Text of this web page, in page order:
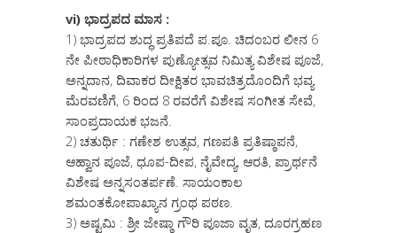
vi) ಭಾದ್ರಪದ ಮಾಸ :
1) ಭಾದ್ರಪದ ಶುದ್ಧ ಪ್ರತಿಪದೆ ಪ.ಪೂ. ಚಿದಂಬರ ಲೀನ 6
ನೇ ಪೀಠಾಧಿಕಾರಿಗಳ ಪುಣ್ಯೋತ್ಸವ ನಿಮಿತ್ಯ ವಿಶೇಷ ಪೂಜೆ,
ಅನ್ನದಾನ, ದಿವಾಕರ ದೀಕ್ಷಿತರ ಭಾವಚಿತ್ರದೊಂದಿಗೆ ಭವ್ಯ
ಮೆರವಣಿಗೆ, 6 ರಿಂದ 8 ರವರೆಗೆ ವಿಶೇಷ ಸಂಗೀತ ಸೇವೆ,
ಸಾಂಪ್ರದಾಯಕ ಭಜನೆ.
2) ಚತುರ್ಥಿ : ಗಣೇಶ ಉತ್ಸವ, ಗಣಪತಿ ಪ್ರತಿಷ್ಠಾಪನೆ,
ಆಹ್ವಾನ ಪೂಜೆ, ಧೂಪ-ದೀಪ, ನೈವೇದ್ಯ, ಆರತಿ, ಪ್ರಾರ್ಥನೆ
ವಿಶೇಷ ಅನ್ನಸಂತರ್ಪಣೆ. ಸಾಯಂಕಾಲ
ಶಮಂತಕೋಪಾಖ್ಯಾನ ಗ್ರಂಥ ಪಠಣ.
3) ಅಷ್ಟಮಿ : ಶ್ರೀ ಜೇಷ್ಠಾ ಗೌರಿ ಪೂಜಾ ವೃತ, ದೂರಗ್ರಹಣ